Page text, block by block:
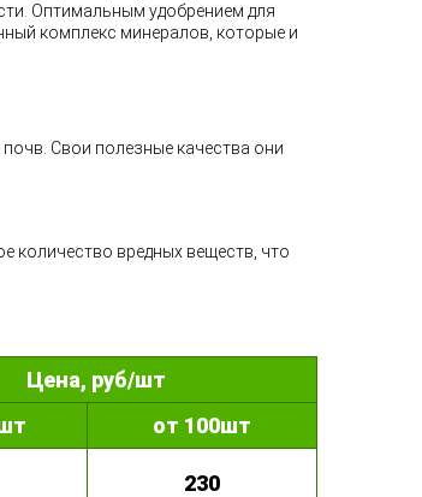
Оптимальным удобрением для
комплекс минералов, которые и
Свои полезные качества они
количество вредных веществ, что
Цена, руб/шт
от 100шт
230